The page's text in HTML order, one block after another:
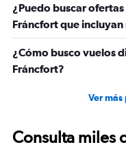
¿Puedo buscar
Fráncfort que
¿Cómo busco vuelos
Fráncfort?
Ver
Consulta miles